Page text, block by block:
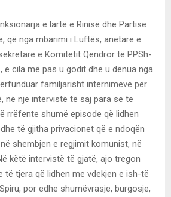
e lartë e Rinisë dhe Partisë
që nga mbarimi i Luftës, anëtare e
e Komitetit Qendror të PPSh-
e cila më pas u godit dhe u dënua nga
familjarisht internimeve për
në një intervistë të saj para se të
rrëfente shumë episode që lidhen
të gjitha privacionet që e ndoqën
shembjen e regjimit komunist, në
këtë intervistë të gjatë, ajo tregon
të tjera që lidhen me vdekjen e ish-të
por edhe shumëvrasje, burgosje,